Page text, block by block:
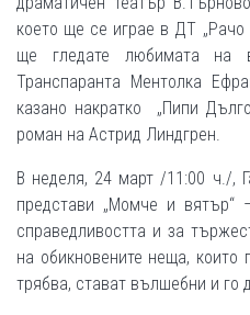
което ще се играе в ДТ
ще гледате любимата на
Транспаранта Ментолка
казано накратко „Пипи
роман на Астрид Линдгрен.
В неделя, 24 март /11:00 ч./,
представи „Момче и вятър“
справедливостта и за
на обикновените неща, които
трябва, стават вълшебни и го